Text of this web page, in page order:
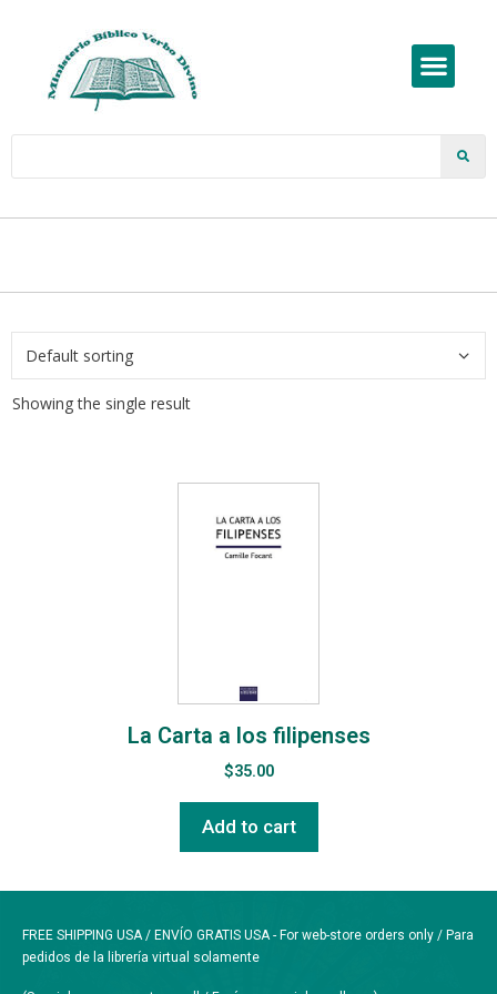
Showing the single result
La Carta a los filipenses
$35.00
Add to cart
FREE SHIPPING USA / ENVÍO GRATIS USA - For web-store orders only / Para
pedidos de la librería virtual solamente